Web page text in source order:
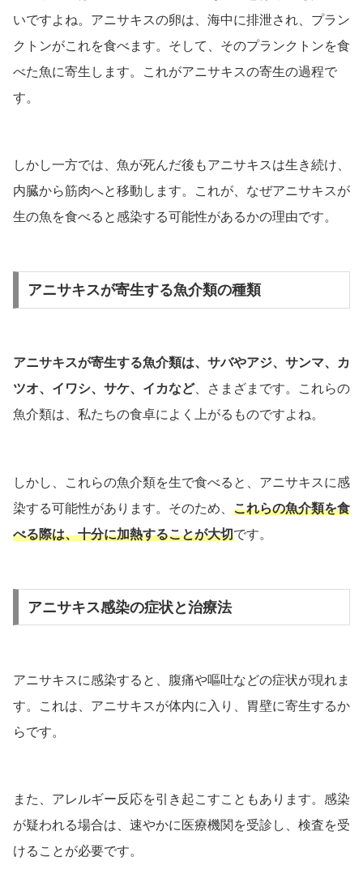
いですよね。アニサキスの卵は、海中に排泄され、プラン
クトンがこれを食べます。そして、そのプランクトンを食
べた魚に寄生します。これがアニサキスの寄生の過程で
す。
しかし一方では、魚が死んだ後もアニサキスは生き続け、
内臓から筋肉へと移動します。これが、なぜアニサキスが
生の魚を食べると感染する可能性があるかの理由です。
アニサキスが寄生する魚介類の種類
アニサキスが寄生する魚介類は、サバやアジ、サンマ、カ
ツオ、イワシ、サケ、イカなど、さまざまです。これらの
魚介類は、私たちの食卓によく上がるものですよね。
しかし、これらの魚介類を生で食べると、アニサキスに感
染する可能性があります。そのため、 これらの魚介類を食
べる際は、十分に加熱することが大切です。
アニサキス感染の症状と治療法
アニサキスに感染すると、腹痛や嘔吐などの症状が現れま
す。これは、アニサキスが体内に入り、胃壁に寄生するか
らです。
また、アレルギー反応を引き起こすこともあります。感染
が疑われる場合は、速やかに医療機関を受診し、検査を受
けることが必要です。